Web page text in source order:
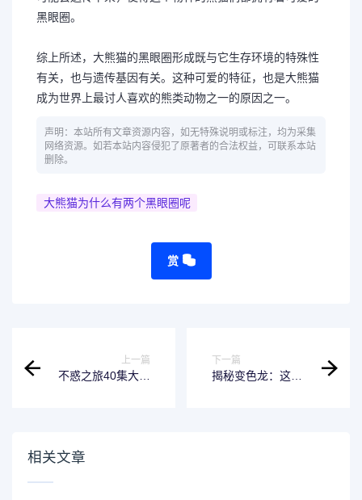
黑眼圈。
综上所述，大熊猫的黑眼圈形成既与它生存环境的特殊性
有关，也与遗传基因有关。这种可爱的特征，也是大熊猫
成为世界上最讨人喜欢的熊类动物之一的原因之一。
声明：本站所有文章资源内容，如无特殊说明或标注，均为采集
网络资源。如若本站内容侵犯了原著者的合法权益，可联系本站
删除。
大熊猫为什么有两个黑眼圈呢
赏
上一篇
不惑之旅40集大结
下一篇
揭秘变色龙：这类
相关文章